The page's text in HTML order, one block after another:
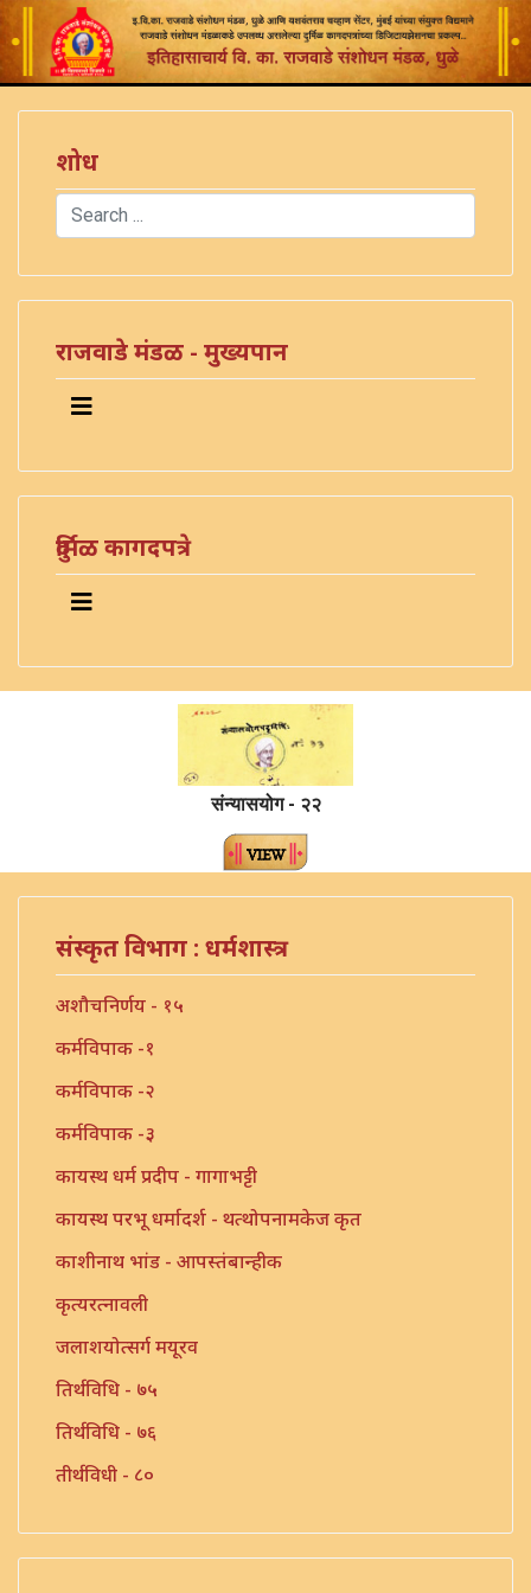
शोध
Search
राजवाडे मंडळ - मुख्यपान
दुर्मिळ कागदपत्रे
संन्यासयोग - २२
संस्कृत विभाग : धर्मशास्त्र
अशौचनिर्णय - १५
कर्मविपाक -१
कर्मविपाक -२
कर्मविपाक -३
कायस्थ धर्म प्रदीप - गागाभट्टी
कायस्थ परभू धर्मादर्श - थत्थोपनामकेज कृत
काशीनाथ भांड - आपस्तंबान्हीक
कृत्यरत्नावली
जलाशयोत्सर्ग मयूरव
तिर्थविधि - ७५
तिर्थविधि - ७६
तीर्थविधी - ८०
त्रुटीत ग्रंथ - १०